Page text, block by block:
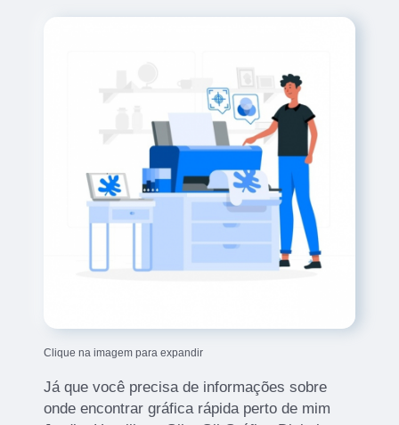
Clique na imagem para expandir
Já que você precisa de informações sobre
onde encontrar gráfica rápida perto de mim